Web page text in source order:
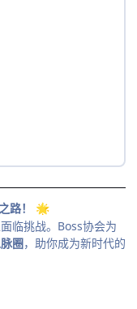
路！ 🌟
临挑战。Boss协会为
圈，助你成为新时代的